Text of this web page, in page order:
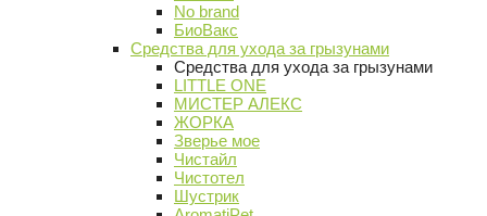
No brand
БиоВакс
Средства для ухода за грызунами
Средства для ухода за грызунами
LITTLE ONE
МИСТЕР АЛЕКС
ЖОРКА
Зверье мое
Чистайл
Чистотел
Шустрик